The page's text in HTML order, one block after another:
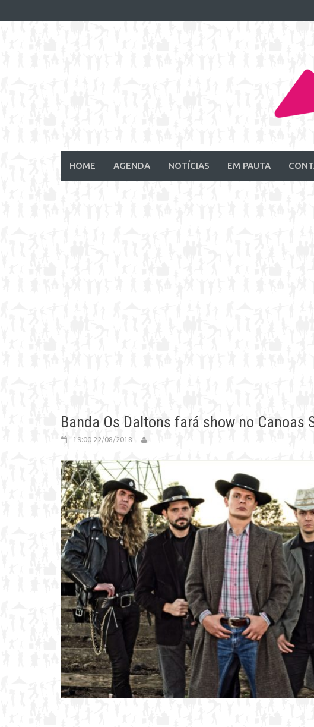
to
HOME AGENDA NOTÍCIAS EM PAUTA
Banda Os Daltons fará show no Canoas
19:00 22/08/2018